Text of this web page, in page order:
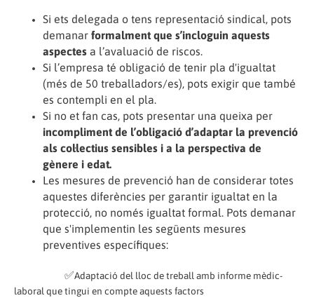
Si ets delegada o tens representació sindical, pots
demanarformalment que s’incloguin aquests
aspectes a l’avaluació de riscos.
Si l’empresa té obligació de tenir pla d'igualtat
(més de 50 treballadors/es), pots exigir que també
es contempli en el pla.
Si no et fan cas, pots presentar una queixa per
incompliment de l’obligació d’adaptar la prevenció
als col·lectius sensibles i a la perspectiva de
gènere i edat.
Les mesures de prevenció han de considerar totes
aquestes diferències per garantir igualtat en la
protecció, no només igualtat formal. Pots demanar
que s'implementin les següents mesures
preventives específiques:
✅Adaptació del lloc de treball amb informe mèdic-
laboral que tingui en compte aquests factors